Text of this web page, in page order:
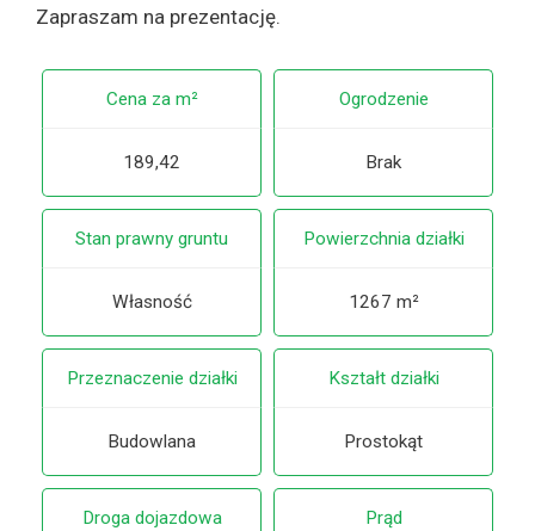
Zapraszam na prezentację.
Cena za m²
189,42
Ogrodzenie
Brak
Stan prawny gruntu
Własność
Powierzchnia działki
1267 m²
Przeznaczenie działki
Budowlana
Kształt działki
Prostokąt
Droga dojazdowa Prąd